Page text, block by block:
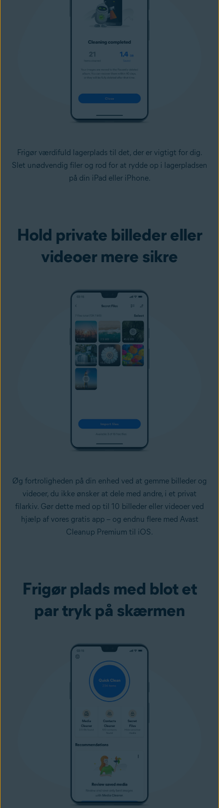
Frigør værdifuld lagerplads til det, der er vigtigt for dig.
Slet unødvendig filer og rod for at rydde op i lagerpladsen
på din iPad eller iPhone.
Hold private billeder eller
videoer mere sikre
Øg fortroligheden på din enhed ved at gemme billeder og
videoer, du ikke ønsker at dele med andre, i et privat
filarkiv. Gør dette med op til 10 billeder eller videoer ved
hjælp af vores gratis app – og endnu flere med Avast
Cleanup Premium til iOS.
Frigør plads med blot et
par tryk på skærmen